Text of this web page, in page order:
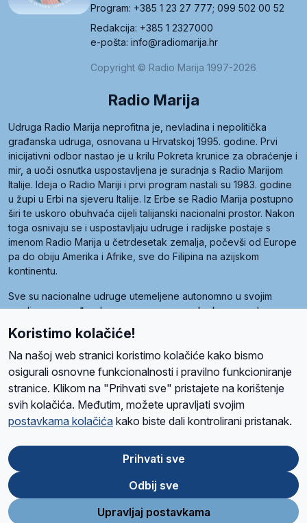
Program: +385 1 23 27 777; 099 502 00 52
Redakcija: +385 1 2327000
e-pošta: info@radiomarija.hr
Copyright © Radio Marija 1997-2026
Radio Marija
Udruga Radio Marija neprofitna je, nevladina i nepolitička
građanska udruga, osnovana u Hrvatskoj 1995. godine. Prvi
inicijativni odbor nastao je u krilu Pokreta krunice za obraćenje i
mir, a uoči osnutka uspostavljena je suradnja s Radio Marijom
Italije. Ideja o Radio Mariji i prvi program nastali su 1983. godine
u župi u Erbi na sjeveru Italije. Iz Erbe se Radio Marija postupno
širi te uskoro obuhvaća cijeli talijanski nacionalni prostor. Nakon
toga osnivaju se i uspostavljaju udruge i radijske postaje s
imenom Radio Marija u četrdesetak zemalja, počevši od Europe
pa do obiju Amerika i Afrike, sve do Filipina na azijskom
kontinentu.
Sve su nacionalne udruge utemeljene autonomno u svojim
zemljama, a međusobna su povezane preko krovne udruge
pod nazivom Svjetska obitelj Radio Marije (World Family of
Radio Maria). Svjetsku obitelj utemeljilo je sedam članica, među
kojima je i hrvatska Udruga Radio Marija.
O namaRadio ProgramVolonteriPrijateljiKontaktPravila privatnosti
Ova stranica je zaštićena Google reCAPTCHA sustavom
Store
Google
Play
Koristimo kolačiće!
Na našoj web stranici koristimo kolačiće kako bismo
osigurali osnovne funkcionalnosti i pravilno funkcioniranje
stranice. Klikom na "Prihvati sve" pristajete na korištenje
svih kolačića. Međutim, možete upravljati svojim
postavkama kolačića kako biste dali kontrolirani pristanak.
Prihvati sve
Odbij sve
Upravljaj postavkama